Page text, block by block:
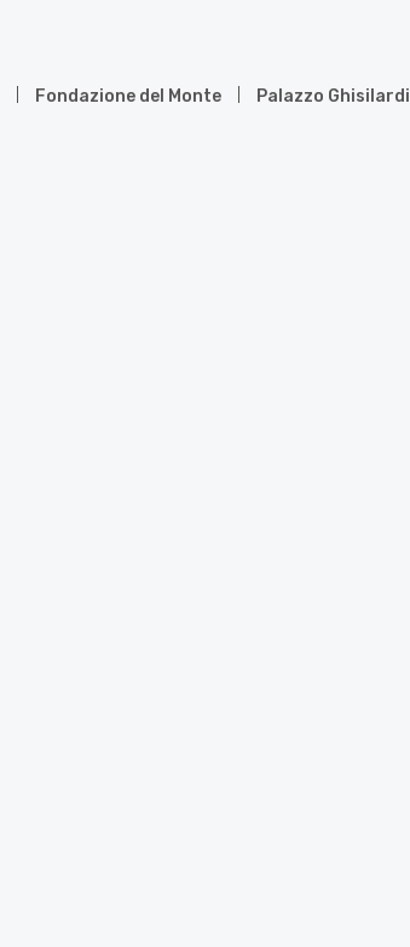
Fondazione del Monte Palazzo Ghisilardi